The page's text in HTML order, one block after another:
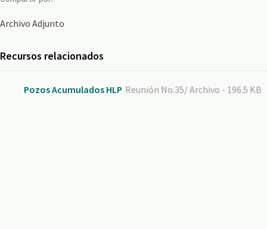
Archivo Adjunto
Recursos relacionados
Pozos Acumulados HLP Reunión No.35/ Archivo - 196.5 KB